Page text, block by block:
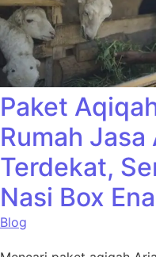
Paket
Rumah
Terdekat,
Nasi Box
Blog